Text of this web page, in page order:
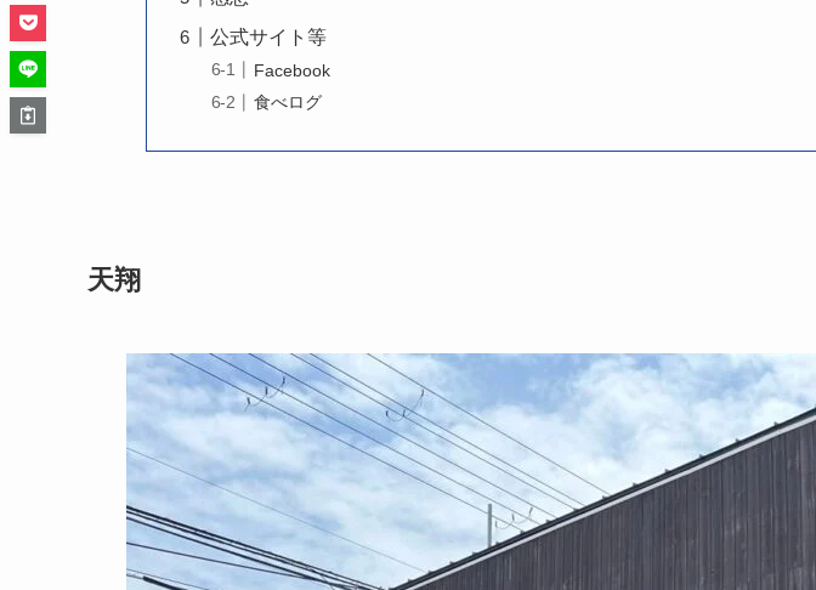
公式サイト等
Facebook
食べログ
天翔